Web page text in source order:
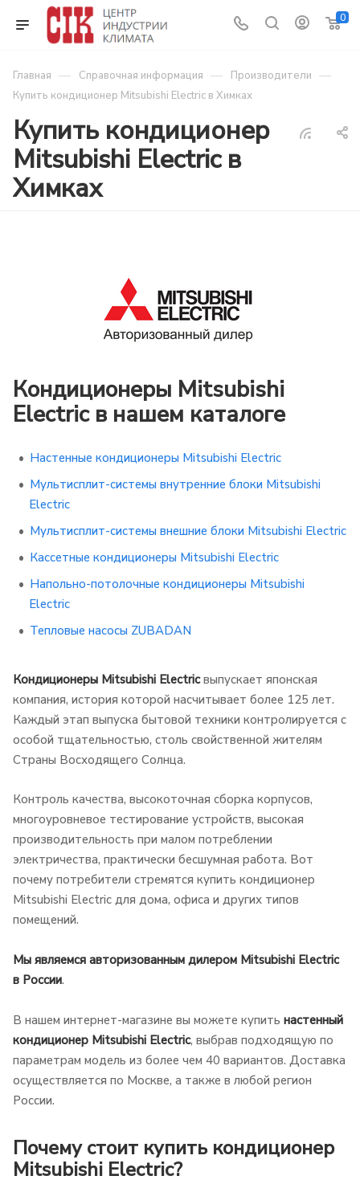
0
Главная — Справочная информация — Производители —
Купить кондиционер Mitsubishi Electric в Химках
Купить кондиционер
Mitsubishi Electric в
Химках
Кондиционеры Mitsubishi
Electric в нашем каталоге
Настенные кондиционеры Mitsubishi Electric
Мультисплит-системы внутренние блоки Mitsubishi
Electric
Мультисплит-системы внешние блоки Mitsubishi Electric
Кассетные кондиционеры Mitsubishi Electric
Напольно-потолочные кондиционеры Mitsubishi
Electric
Тепловые насосы ZUBADAN
Кондиционеры Mitsubishi Electricвыпускает японская
компания, история которой насчитывает более 125 лет.
Каждый этап выпуска бытовой техники контролируется с
особой тщательностью, столь свойственной жителям
Страны Восходящего Солнца.
Контроль качества, высокоточная сборка корпусов,
многоуровневое тестирование устройств, высокая
производительность при малом потреблении
электричества, практически бесшумная работа. Вот
почему потребители стремятся купить кондиционер
Mitsubishi Electric для дома, офиса и других типов
помещений.
Мы являемся авторизованным дилером Mitsubishi Electric
в России.
В нашем интернет-магазине вы можете купить настенный
кондиционер Mitsubishi Electric, выбрав подходящую по
параметрам модель из более чем 40 вариантов. Доставка
осуществляется по Москве, а также в любой регион
России.
Почему стоит купить кондиционер
Mitsubishi Electric?